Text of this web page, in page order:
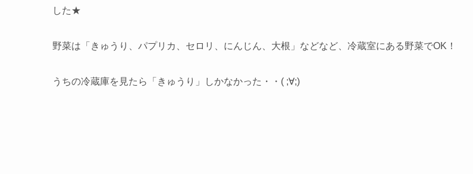
した★
野菜は「きゅうり、パプリカ、セロリ、にんじん、大根」などなど、冷蔵室にある野菜でOK！
うちの冷蔵庫を見たら「きゅうり」しかなかった・・( ;∀;)